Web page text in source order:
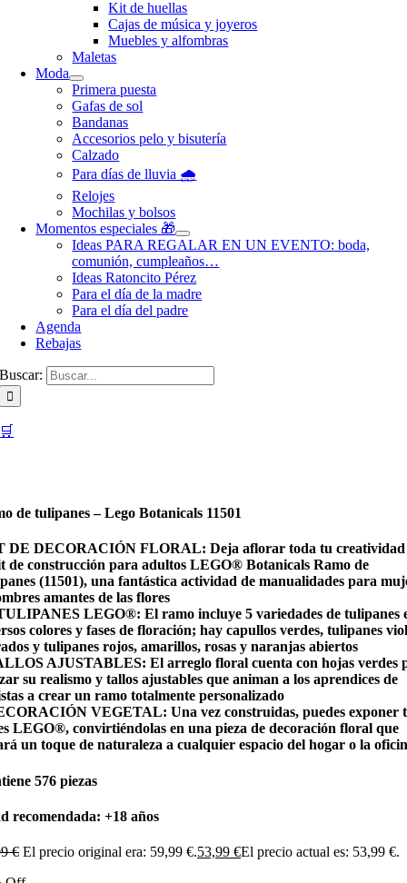
Kit de huellas
Cajas de música y joyeros
Muebles y alfombras
Maletas
Moda
Primera puesta
Gafas de sol
Bandanas
Accesorios pelo y bisutería
Calzado
Para días de lluvia 🌧️
Relojes
Mochilas y bolsos
Momentos especiales 🎁
Ideas PARA REGALAR EN UN EVENTO: boda,
comunión, cumpleaños…
Ideas Ratoncito Pérez
Para el día de la madre
Para el día del padre
Agenda
Rebajas
Buscar:
🛒
de tulipanes – Lego Botanicals 11501
DECORACIÓN FLORAL: Deja aflorar toda tu creatividad
de construcción para adultos LEGO® Botanicals Ramo de
(11501), una fantástica actividad de manualidades para
amantes de las flores
LEGO®: El ramo incluye 5 variedades de tulipanes
colores y fases de floración; hay capullos verdes, tulipanes
y tulipanes rojos, amarillos, rosas y naranjas abiertos
AJUSTABLES: El arreglo floral cuenta con hojas verdes
su realismo y tallos ajustables que animan a los aprendices de
a crear un ramo totalmente personalizado
VEGETAL: Una vez construidas, puedes exponer
LEGO®, convirtiéndolas en una pieza de decoración floral que
un toque de naturaleza a cualquier espacio del hogar o la
576 piezas
recomendada: +18 años
€ El precio original era: 59,99 €.53,99 €El precio actual es: 53,99 €.